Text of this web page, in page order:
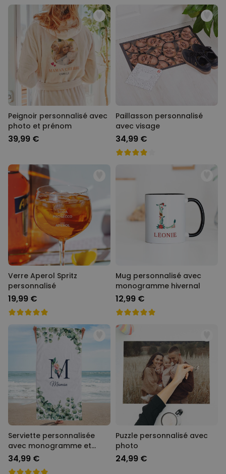
Peignoir personnalisé avec
photo et prénom
39,99 €
Paillasson personnalisé
avec visage
34,99 €
Verre Aperol Spritz
personnalisé
19,99 €
Mug personnalisé avec
monogramme hivernal
12,99 €
Serviette personnalisée
avec monogramme et
texte
34,99 €
Puzzle personnalisé avec
photo
24,99 €